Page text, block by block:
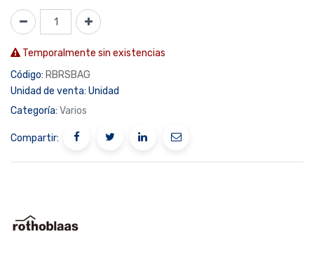
Temporalmente sin existencias
Código: RBRSBAG
Unidad de venta: Unidad
Categoría: Varios
Compartir: